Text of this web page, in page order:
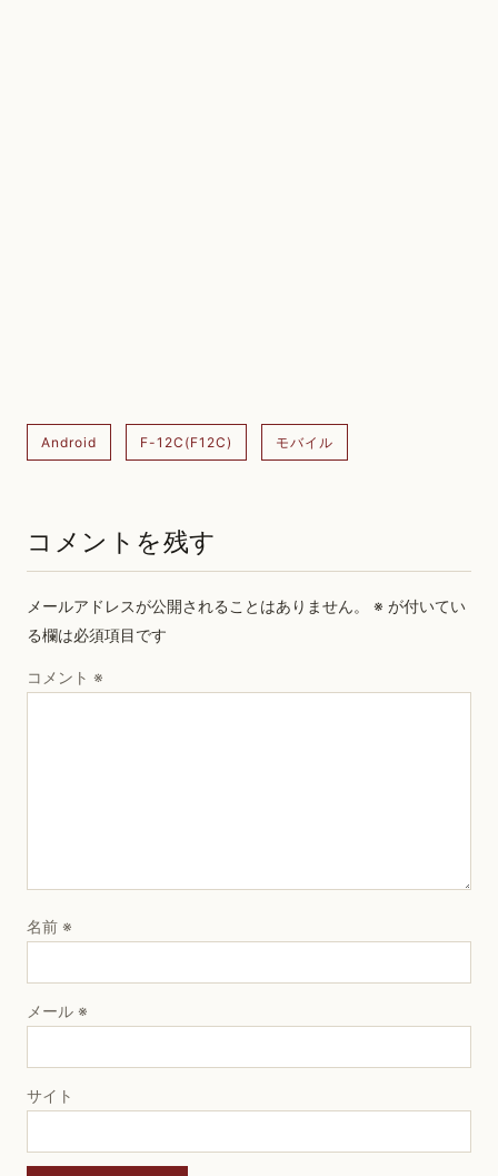
Android F-12C(F12C) モバイル
コメントを残す
メールアドレスが公開されることはありません。 ※ が付いてい
る欄は必須項目です
コメント ※
名前 ※
メール ※
サイト